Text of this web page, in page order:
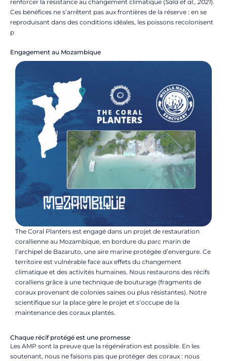
renforcer la résistance au changement climatique (Sala et al., 2021).
Ces bénéfices ne s’arrêtent pas aux frontières de la réserve : en se
reproduisant dans des conditions idéales, les poissons recolonisent
p
Engagement au Mozambique
The Coral Planters est engagé dans un projet de restauration
corallienne au Mozambique, en bordure du parc marin de
l’archipel de Bazaruto, une aire marine protégée d’envergure. Ce
territoire est vulnérable face aux effets du changement
climatique et des activités humaines. Nous restaurons des récifs
coralliens grâce à une technique de bouturage (fragments de
coraux provenant de colonies saines ou plus résistantes). Notre
scientifique sur la place gère le projet et s’occupe de la
maintenance des coraux plantés.
Chaque récif protégé est une promesse
Les AMP sont la preuve que la régénération est possible. En les
soutenant, nous ne faisons pas que protéger des coraux : nous